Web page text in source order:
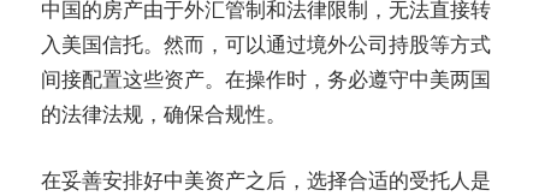
中国的房产由于外汇管制和法律限制，无法直接转
入美国信托。然而，可以通过境外公司持股等方式
间接配置这些资产。在操作时，务必遵守中美两国
的法律法规，确保合规性。
在妥善安排好中美资产之后，选择合适的受托人是